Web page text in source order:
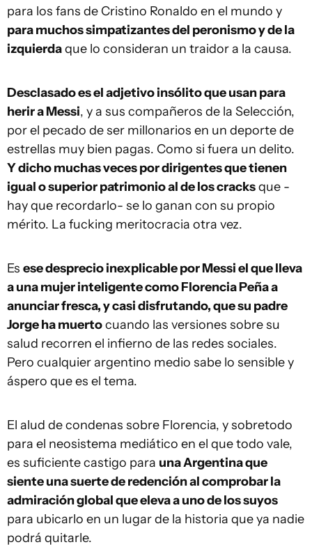
para los fans de Cristino Ronaldo en el mundo y
para muchos simpatizantes del peronismo y de la
izquierdaque lo consideran un traidor a la causa.
Desclasado es el adjetivo insólito que usan para
herir a Messi, y a sus compañeros de la Selección,
por el pecado de ser millonarios en un deporte de
estrellas muy bien pagas. Como si fuera un delito.
Y dicho muchas veces por dirigentes que tienen
igual o superior patrimonio al de los cracksque -
hay que recordarlo- se lo ganan con su propio
mérito. La fucking meritocracia otra vez.
Es ese desprecio inexplicable por Messi el que lleva
a una mujer inteligente como Florencia Peña a
anunciar fresca, y casi disfrutando, que su padre
Jorge ha muertocuando las versiones sobre su
salud recorren el infierno de las redes sociales.
Pero cualquier argentino medio sabe lo sensible y
áspero que es el tema.
El alud de condenas sobre Florencia, y sobretodo
para el neosistema mediático en el que todo vale,
es suficiente castigo para una Argentina que
siente una suerte de redención al comprobar la
admiración global que eleva a uno de los suyos
para ubicarlo en un lugar de la historia que ya nadie
podrá quitarle.